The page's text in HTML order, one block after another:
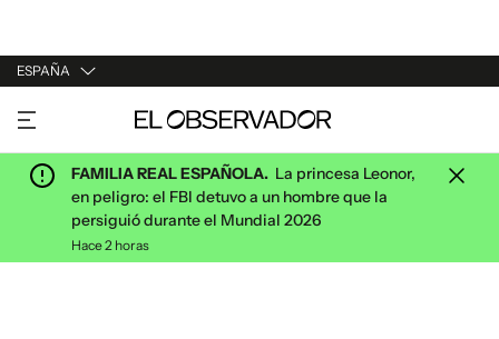
ESPAÑA
URUGUAY
ARGENTINA
ESPAÑA
ESTADOS UNIDOS
FAMILIA REAL ESPAÑOLA. La princesa Leonor,
en peligro: el FBI detuvo a un hombre que la
persiguió durante el Mundial 2026
Hace 2 horas